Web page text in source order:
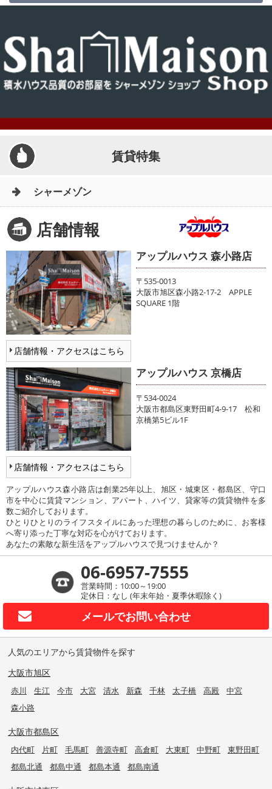
賃貸特集
シャーメゾン
店舗情報
店舗情報・アクセスはこちら
アップルハウス 森小路店
〒535-0013
大阪市旭区森小路2-17-2 APPLE
SQUARE 1階
店舗情報・アクセスはこちら
アップルハウス 京橋店
〒534-0024
大阪市都島区東野田町4-9-17 松和
京橋第5ビル1F
アップルハウス森小路店は創業25年以上、旭区・城東区・都島区、守口
市を中心に賃貸マンション、アパート、ハイツ、貸家等の賃貸物件を多
数ご紹介しております。
ひとりひとりのライフスタイルにあった理想の暮らしのために、お客様
へ寄り添った丁寧な対応を心がけております。
あなたの素敵な新生活をアップルハウスで見つけませんか？
06-6957-7555
営業時間：10:00～19:00
定休日：なし (年末年始・夏季休暇除く)
メールでお問い合わせ
人気のエリアから賃貸物件を探す
大阪市旭区
赤川 生江 今市 大宮 清水 新森 千林 太子橋 高殿
中宮
森小路
大阪市都島区
内代町 片町 毛馬町 善源寺町 高倉町 大東町 中野町
東野田町
都島北通
都島中通 都島本通 都島南通